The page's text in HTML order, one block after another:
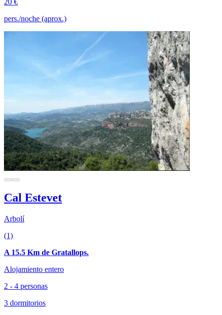
pers./noche (aprox.)
Cal Estevet
Arbolí
(1)
A 15.5 Km de Gratallops.
Alojamiento entero
2 - 4 personas
3 dormitorios